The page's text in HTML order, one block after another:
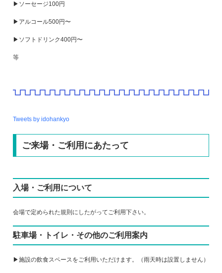
▶ソーセージ100円
▶アルコール500円〜
▶ソフトドリンク400円〜
等
Tweets by idohankyo
ご来場・ご利用にあたって
入場・ご利用について
会場で定められた規則にしたがってご利用下さい。
駐車場・トイレ・その他のご利用案内
▶施設の飲食スペースをご利用いただけます。（雨天時は設置しません）